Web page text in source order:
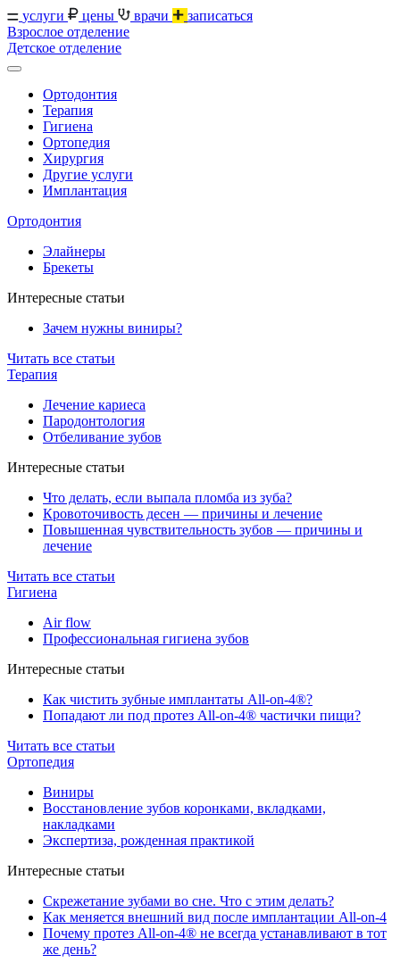
услуги цены врачи
записаться
Взрослое отделение
Детское отделение
Ортодонтия
Терапия
Гигиена
Ортопедия
Хирургия
Другие услуги
Имплантация
Ортодонтия
Элайнеры
Брекеты
Интересные статьи
Зачем нужны виниры?
Читать все статьи
Терапия
Лечение кариеса
Пародонтология
Отбеливание зубов
Интересные статьи
Что делать, если выпала пломба из зуба?
Кровоточивость десен — причины и лечение
Повышенная чувствительность зубов — причины и
лечение
Читать все статьи
Гигиена
Air flow
Профессиональная гигиена зубов
Интересные статьи
Как чистить зубные имплантаты All-on-4®?
Попадают ли под протез All-on-4® частички пищи?
Читать все статьи
Ортопедия
Виниры
Восстановление зубов коронками, вкладками,
накладками
Экспертиза, рожденная практикой
Интересные статьи
Скрежетание зубами во сне. Что с этим делать?
Как меняется внешний вид после имплантации All-on-4
Почему протез All-on-4® не всегда устанавливают в тот
же день?